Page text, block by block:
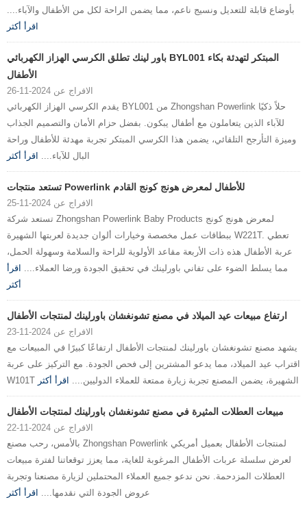
بأوضاع قابلة للتعديل ونسيج ناعم، مما يضمن الراحة لكل من الأطفال والآباء....
اقرأ أكثر
باور لينك تطلق الكرسي الهزاز الكهربائي BYL001 المبتكر لتهدئة بكاء
الأطفال
الافراج عن 2024-11-26
يقدم الكرسي الهزاز الكهربائي BYL001 من Zhongshan Powerlink حلاً ذكيًا
للآباء الذين يتعاملون مع أطفال يبكون. بفضل حزام الأمان والتصميم الجذاب
وميزة التأرجح التلقائي، يضمن هذا الكرسي المبتكر تجربة مهدئة للأطفال وراحة
البال للآباء.... اقرأ أكثر
تستعد منتجات Powerlink للأطفال لمعرض هونج كونج القادم
الافراج عن 2024-11-25
تستعد شركة Zhongshan Powerlink Baby Products لمعرض هونج كونج
ببطاقات عمل مخصصة وخيارات ألوان جديدة لعربتها الشهيرة W221T. تعطي
عربة الأطفال هذه ذات الأربعة مقاعد الأولوية للراحة والسلامة وسهولة الحمل،
مما يسلط الضوء على تفاني باورلينك في تحقيق الجودة ورضا العملاء.... اقرأ
أكثر
ارتفاع مبيعات عيد الميلاد في مصنع تشونغشان باورلينك لمنتجات الأطفال
الافراج عن 2024-11-23
يشهد مصنع تشونغشان باورلينك لمنتجات الأطفال ارتفاعًا كبيرًا في المبيعات مع
اقتراب عيد الميلاد، مما يدعو المشترين إلى فحص الجودة. مع التركيز على عربة
W101T الشهيرة، يضمن المصنع تجربة زيارة ممتعة للعملاء الدوليين.... اقرأ أكثر
مبيعات العطلات المثيرة في مصنع تشونغشان باورلينك لمنتجات الأطفال
الافراج عن 2024-11-22
بالأمس، رحب مصنع Zhongshan Powerlink لمنتجات الأطفال بعميل أمريكي
لعرض سلسلة عربات الأطفال المرغوبة للغاية، مما يعزز توقعاتنا لفترة مبيعات
العطلات المزدحمة. نحن ندعو جميع العملاء المحتملين لزيارة مصنعنا وتجربة
عروض الجودة التي نقدمها.... اقرأ أكثر